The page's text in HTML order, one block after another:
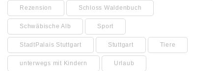
Rezension Schloss Waldenbuch
Schwäbische Alb Sport
StadtPalais Stuttgart Stuttgart Tiere
unterwegs mit Kindern Urlaub